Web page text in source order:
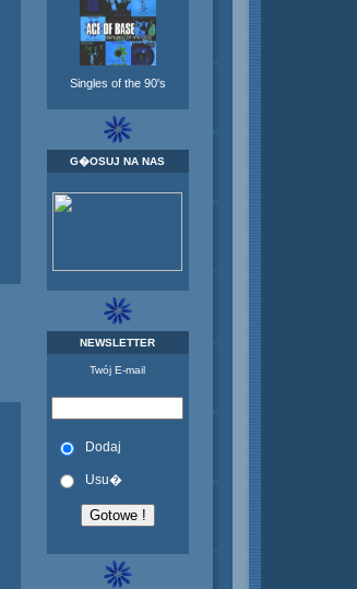
Singles of the 90's
G�OSUJ NA NAS
NEWSLETTER
Twój E-mail
Dodaj
Usu�